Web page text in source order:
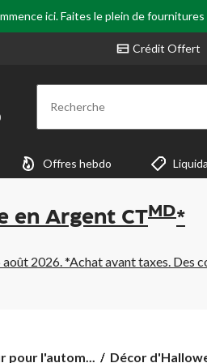
ici. Faites le plein de
Crédit Offert
Recherche
Offres hebdo
en Argent CT MD*
2026. *Achat avant taxes. Des
pour l'autom... Décor